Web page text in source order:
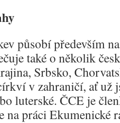
působí především
také o několik
Srbsko,
v zahraničí, ať už
luterské. ČCE je
na práci Ekumenické